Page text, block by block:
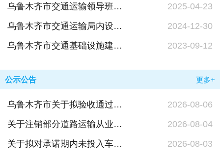
乌鲁木齐市交通运输领导班子成员及工作分工
2025-04-23
乌鲁木齐市交通运输局内设机构
2024-12-30
乌鲁木齐市交通基础设施建设管理中心机构职能
2023-09-12
公示公告 更多+
乌鲁木齐市关于拟验收通过的《新疆客车安全例行检查业务》企业名单的公示
2026-08-06
关于注销部分道路运输从业人员从业资格证件的公示
2026-08-04
关于拟对承诺期内未投入车辆的道路运输企业撤销道路运输经营许可的公告
2026-08-03